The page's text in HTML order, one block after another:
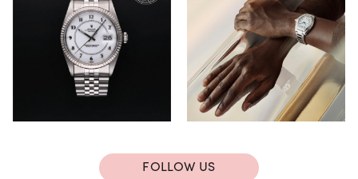
FOLLOW US